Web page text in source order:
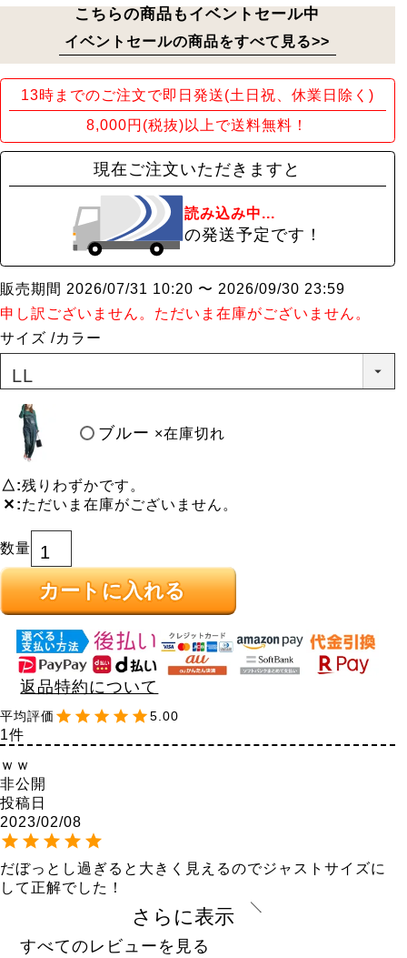
こちらの商品もイベントセール中
イベントセールの商品をすべて見る>>
13時までのご注文で即日発送(土日祝、休業日除く)
8,000円(税抜)以上で送料無料！
現在ご注文いただきますと
読み込み中...
の発送予定です！
販売期間 2026/07/31 10:20 〜 2026/09/30 23:59
申し訳ございません。ただいま在庫がございません。
サイズ
カラー
ブルー ×在庫切れ
△ 残りわずかです。
✕ ただいま在庫がございません。
カートに入れる
返品特約について
5.00
1
ｗｗ
非公開
投稿日
2023/02/08
だぼっとし過ぎると大きく見えるのでジャストサイズに
して正解でした！
かわいいとお友達も言ってくれました。
さらに表示
すべてのレビューを見る